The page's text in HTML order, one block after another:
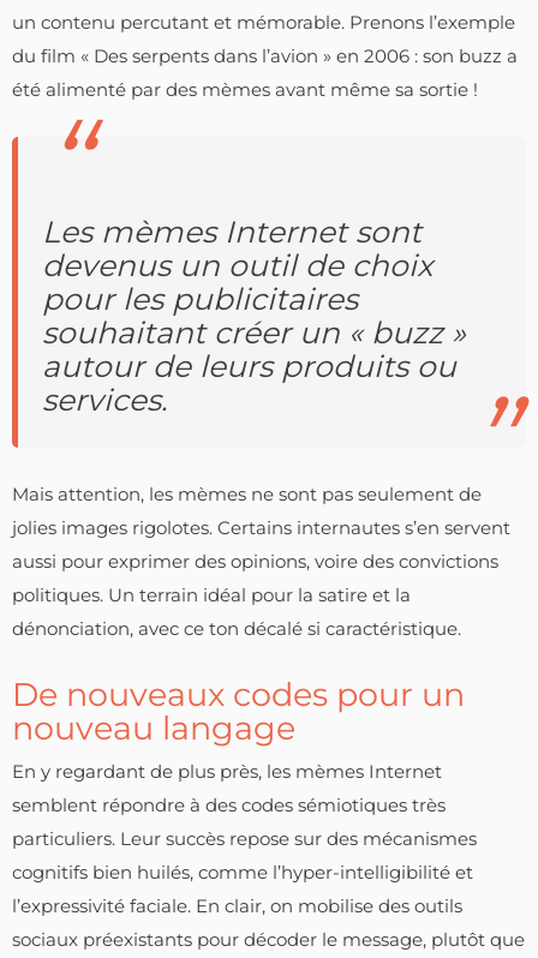
un contenu percutant et mémorable. Prenons l’exemple
du film « Des serpents dans l’avion » en 2006 : son buzz a
été alimenté par des mèmes avant même sa sortie !
Les mèmes Internet sont
devenus un outil de choix
pour les publicitaires
souhaitant créer un « buzz »
autour de leurs produits ou
services.
Mais attention, les mèmes ne sont pas seulement de
jolies images rigolotes. Certains internautes s’en servent
aussi pour exprimer des opinions, voire des convictions
politiques. Un terrain idéal pour la satire et la
dénonciation, avec ce ton décalé si caractéristique.
De nouveaux codes pour un
nouveau langage
En y regardant de plus près, les mèmes Internet
semblent répondre à des codes sémiotiques très
particuliers. Leur succès repose sur des mécanismes
cognitifs bien huilés, comme l’hyper-intelligibilité et
l’expressivité faciale. En clair, on mobilise des outils
sociaux préexistants pour décoder le message, plutôt que